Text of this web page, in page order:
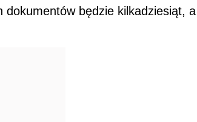
dokumentów będzie kilkadziesiąt, a